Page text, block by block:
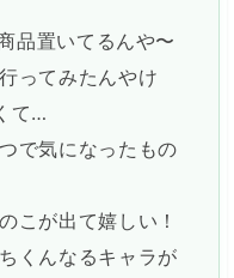
品置いてるんや〜
ってみたんやけ
て…
で気になったもの
こが出て嬉しい！
くんなるキャラが